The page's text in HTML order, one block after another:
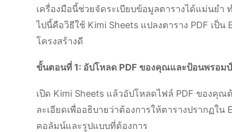
เครื่องมือนี้ช่วยจัดระเบียบข้อมูลตารางได้แม่นยำ
ไปนี้คือวิธีใช้ Kimi Sheets แปลงตาราง PDF เป็
โครงสร้างดี
ขั้นตอนที่ 1: อัปโหลด PDF ของคุณและป้อนพรอมป์
เปิด Kimi Sheets แล้วอัปโหลดไฟล์ PDF ของคุ
ละเอียดเพื่ออธิบายว่าต้องการให้ตารางปรากฏใน
คอลัมน์และรูปแบบที่ต้องการ